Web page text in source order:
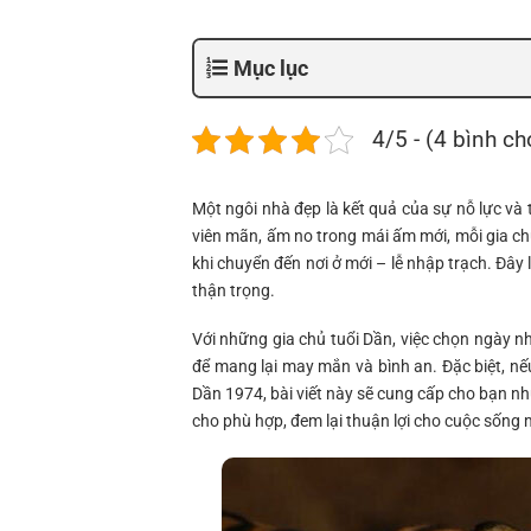
Mục lục
4/5 - (4 bình
Một ngôi nhà đẹp là kết quả của sự nỗ lực
viên mãn, ấm no trong mái ấm mới, mỗi gia
khi chuyển đến nơi ở mới – lễ nhập trạch.
thận trọng.
Với những gia chủ tuổi Dần, việc chọn ngày
để mang lại may mắn và bình an. Đặc biệt,
Dần 1974, bài viết này sẽ cung cấp cho bạn
cho phù hợp, đem lại thuận lợi cho cuộc sống